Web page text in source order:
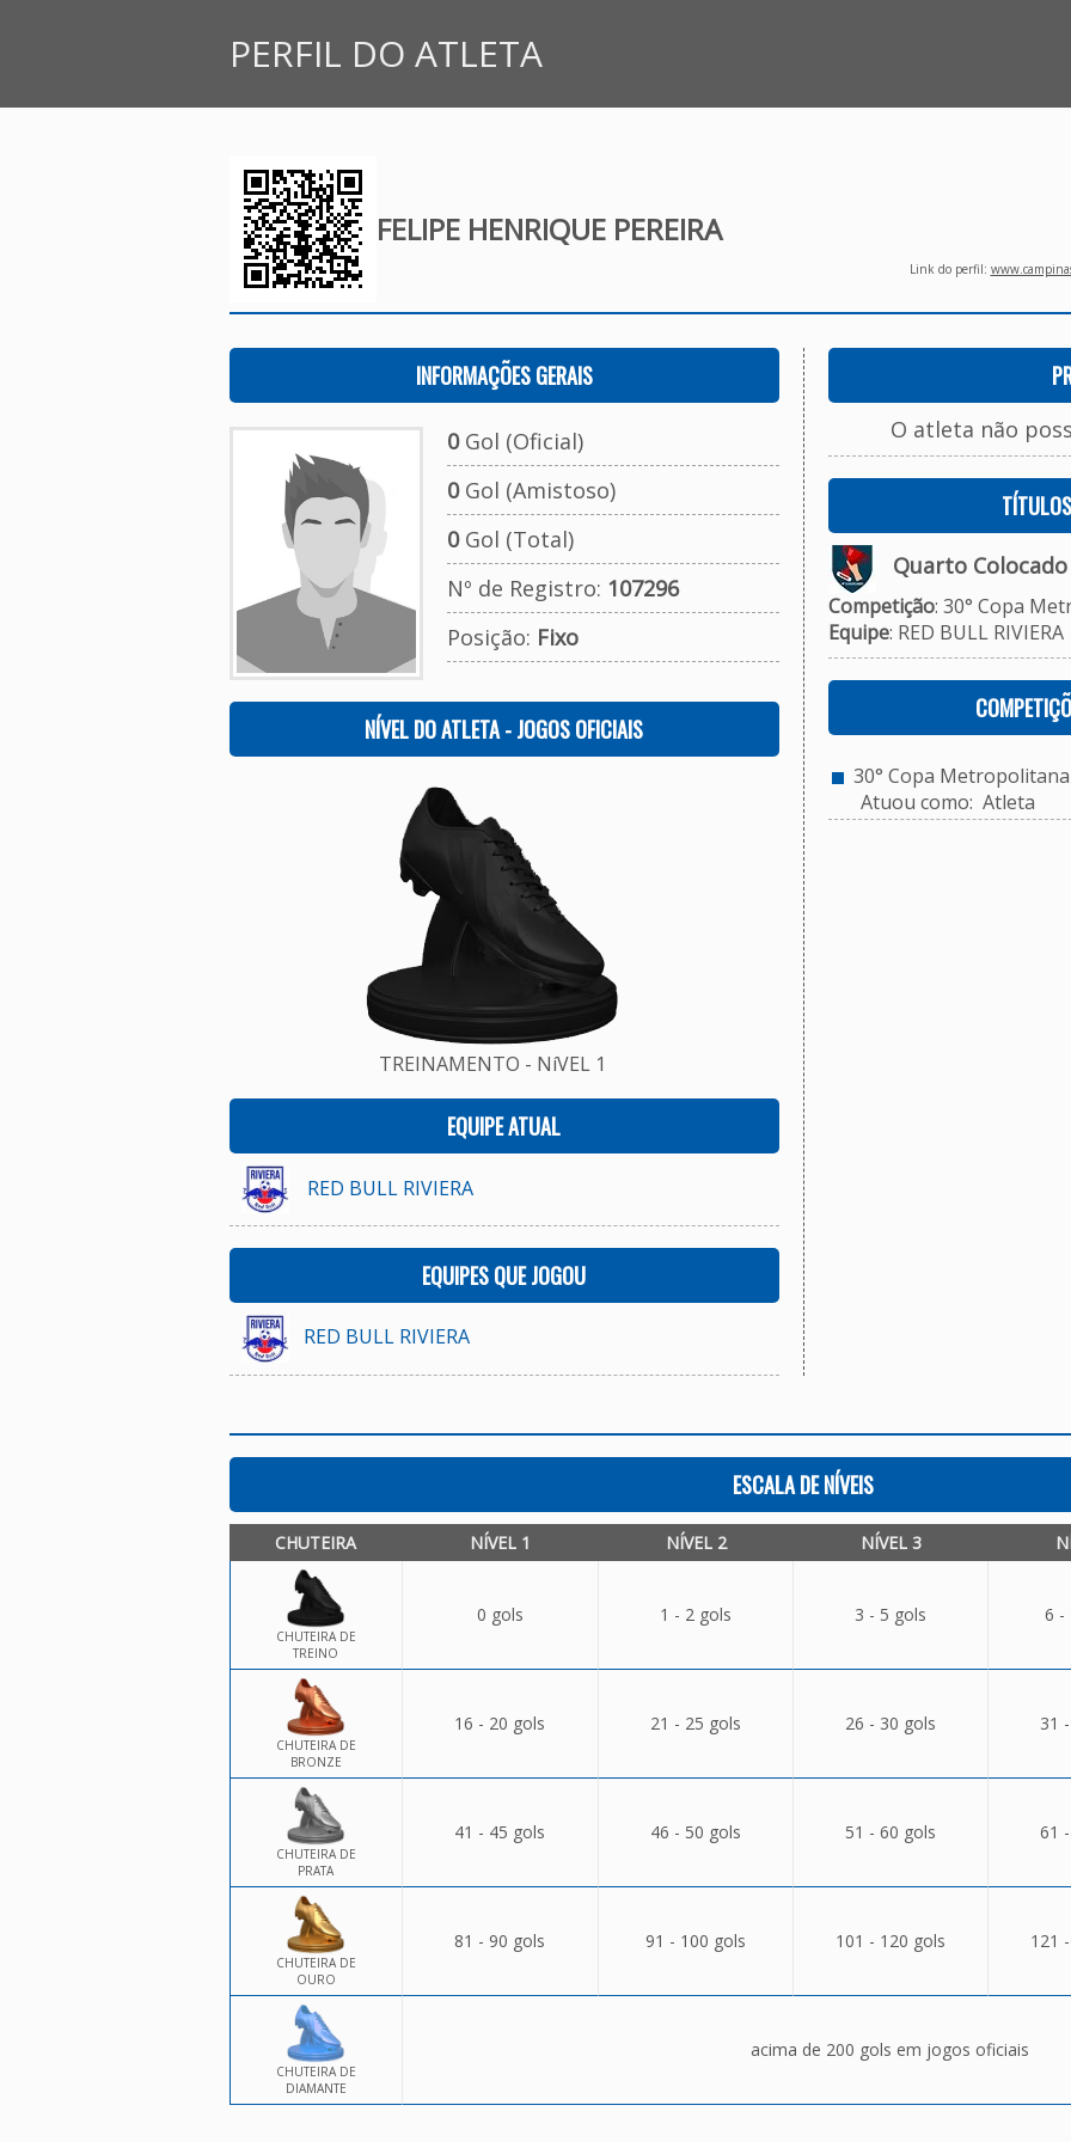
PERFIL DO ATLETA
FELIPE HENRIQUE PEREIRA
Link do perfil:
INFORMAÇÕES GERAIS
0Gol (Oficial)
0Gol (Amistoso)
0Gol (Total)
Nº de Registro: 107296
Posição: Fixo
NÍVEL DO ATLETA - JOGOS OFICIAIS
TREINAMENTO - NíVEL 1
EQUIPE ATUAL
RED BULL RIVIERA
EQUIPES QUE JOGOU
RED BULL RIVIERA
O atleta não
Quarto Colocado
Competição: 30° Copa
Equipe: RED BULL RIVIERA
30° Copa Metropolitana
Atuou como: Atleta
ESCALA DE NÍVEIS
CHUTEIRA NÍVEL 1 NÍVEL 2 NÍVEL 3
CHUTEIRA DE
TREINO
0 gols 1 - 2 gols 3 - 5 gols 6 -
CHUTEIRA DE
BRONZE
16 - 20 gols 21 - 25 gols 26 - 30 gols 31
CHUTEIRA DE
PRATA
41 - 45 gols 46 - 50 gols 51 - 60 gols 61
CHUTEIRA DE
OURO
81 - 90 gols 91 - 100 gols 101 - 120 gols 121
CHUTEIRA DE
DIAMANTE
acima de 200 gols em jogos oficiais